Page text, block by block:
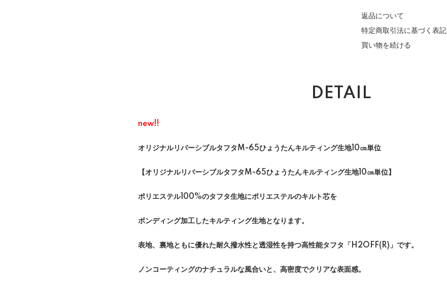
返品について
特定商取引法に基づく表記
買い物を続ける
DETAIL
new!!
オリジナルリバーシブルタフタM-65ひょうたんキルティング生地10㎝単位
【オリジナルリバーシブルタフタM-65ひょうたんキルティング生地10㎝単位】
ポリエステル100%のタフタ生地にポリエステルのキルト芯を
ボンディング加工したキルティング生地となります。
表地、裏地ともに優れた耐久撥水性と透湿性を持つ高性能タフタ「H2OFF(R)」です。
ノンコーティングのナチュラルな風合いと、高密度でクリアな表面感。